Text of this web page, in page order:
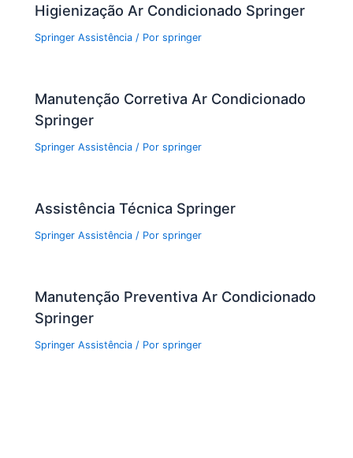
k
Higienização Ar Condicionado Springer
Springer Assistência / Porspringer
Manutenção Corretiva Ar Condicionado
Springer
Springer Assistência / Porspringer
Assistência Técnica Springer
Springer Assistência / Porspringer
Manutenção Preventiva Ar Condicionado
Springer
Springer Assistência / Porspringer